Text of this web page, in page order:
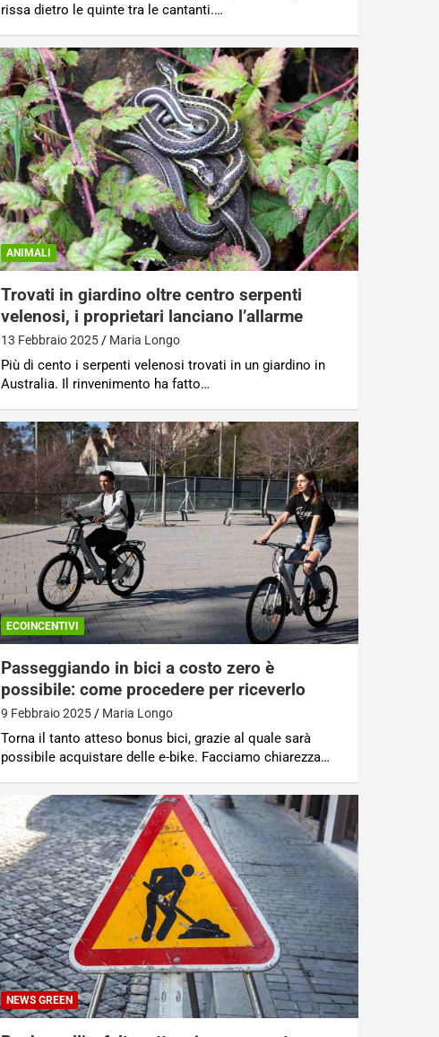
rissa dietro le quinte tra le cantanti.…
ANIMALI
Trovati in giardino oltre centro serpenti
velenosi, i proprietari lanciano l’allarme
13 Febbraio 2025 Maria Longo
Più di cento i serpenti velenosi trovati in un giardino in
Australia. Il rinvenimento ha fatto…
ECOINCENTIVI
Passeggiando in bici a costo zero è
possibile: come procedere per riceverlo
9 Febbraio 2025 Maria Longo
Torna il tanto atteso bonus bici, grazie al quale sarà
possibile acquistare delle e-bike. Facciamo chiarezza…
NEWS GREEN